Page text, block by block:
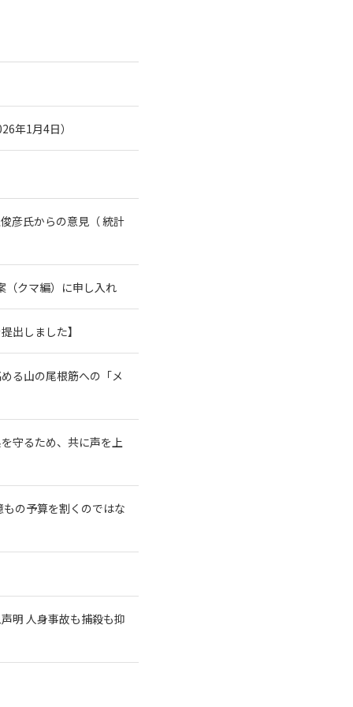
年1月4日）
彦氏からの意見（ 統計
クマ編）に申し入れ
出しました】
る山の尾根筋への「メ
守るため、共に声を上
の予算を割くのではな
明 人身事故も捕殺も抑